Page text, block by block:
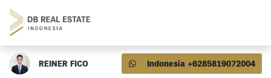
REINER FICO Indonesia +6285819072004